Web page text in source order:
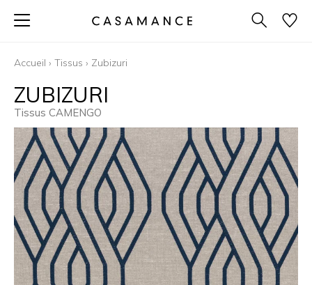
Accueil › Tissus › Zubizuri
ZUBIZURI
Tissus CAMENGO